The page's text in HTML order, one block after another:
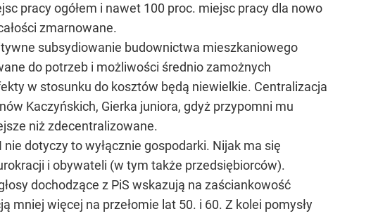
pracy ogółem i nawet 100 proc. miejsc pracy dla nowo
zmarnowane.
subsydiowanie budownictwa mieszkaniowego
do potrzeb i możliwości średnio zamożnych
w stosunku do kosztów będą niewielkie. Centralizacja
Kaczyńskich, Gierka juniora, gdyż przypomni mu
niż zdecentralizowane.
dotyczy to wyłącznie gospodarki. Nijak ma się
i obywateli (w tym także przedsiębiorców).
dochodzące z PiS wskazują na zaściankowość
więcej na przełomie lat 50. i 60. Z kolei pomysły